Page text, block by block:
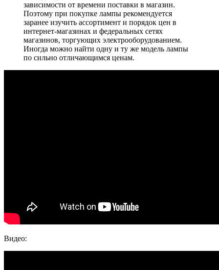
зависимости от времени поставки в магазин.
Поэтому при покупке лампы рекомендуется
заранее изучить ассортимент и порядок цен в
интернет-магазинах и федеральных сетях
магазинов, торгующих электрооборудованием.
Иногда можно найти одну и ту же модель лампы
по сильно отличающимся ценам.
Видео: